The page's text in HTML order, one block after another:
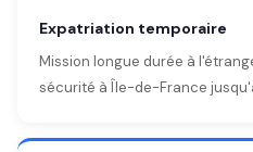
Expatriation temporaire
Mission longue durée à
sécurité à Île-de-France